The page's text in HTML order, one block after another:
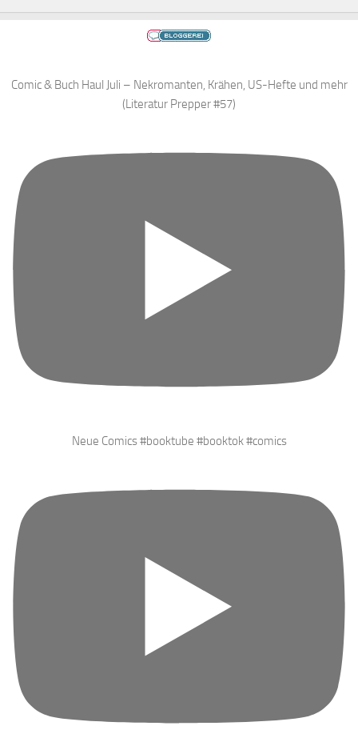
Comic & Buch Haul Juli – Nekromanten, Krähen, US-Hefte und mehr
(Literatur Prepper #57)
Neue Comics #booktube #booktok #comics